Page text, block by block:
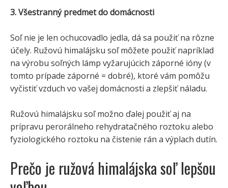
3. Všestranný predmet do domácnosti
Soľ nie je len ochucovadlo jedla, dá sa použiť na rôzne
účely. Ružovú himalájsku soľ môžete použiť napríklad
na výrobu soľných lámp vyžarujúcich záporné ióny (v
tomto prípade záporné = dobré), ktoré vám pomôžu
vyčistiť vzduch vo vašej domácnosti a zlepšiť náladu.
Ružovú himalájsku soľ možno ďalej použiť aj na
prípravu perorálneho rehydratačného roztoku alebo
fyziologického roztoku na čistenie rán a výplach dutín.
Prečo je ružová himalájska soľ lepšou